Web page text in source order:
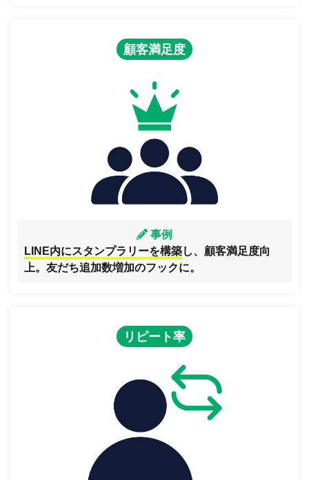
顧客満足度
事例
LINE内にスタンプラリーを構築し、顧客満足度向
上。友だち追加数増加のフックに。
リピート率